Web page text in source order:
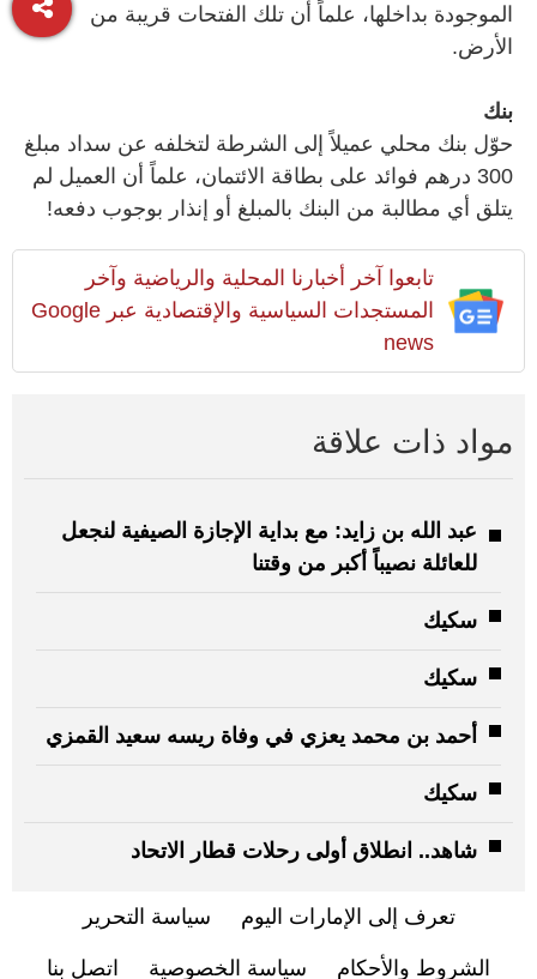
الموجودة بداخلها، علماً أن تلك الفتحات قريبة من
الأرض.
بنك
حوّل بنك محلي عميلاً إلى الشرطة لتخلفه عن سداد مبلغ
300 درهم فوائد على بطاقة الائتمان، علماً أن العميل لم
يتلق أي مطالبة من البنك بالمبلغ أو إنذار بوجوب دفعه!
تابعوا آخر أخبارنا المحلية والرياضية وآخر
المستجدات السياسية والإقتصادية عبر Google
news
مواد ذات علاقة
عبد الله بن زايد: مع بداية الإجازة الصيفية لنجعل
للعائلة نصيباً أكبر من وقتنا
سكيك
سكيك
أحمد بن محمد يعزي في وفاة ريسه سعيد القمزي
سكيك
شاهد.. انطلاق أولى رحلات قطار الاتحاد
تعرف إلى الإمارات اليوم سياسة التحرير
الشروط والأحكام سياسة الخصوصية اتصل بنا